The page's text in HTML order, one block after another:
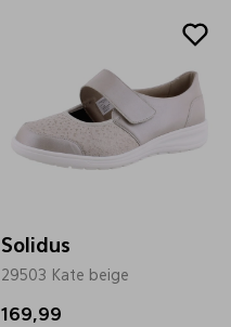
Solidus
29503 Kate beige
169,99